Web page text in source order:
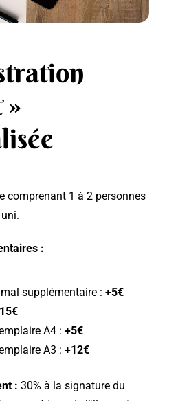
comprenant 1 à 2 personnes
:
supplémentaire : +5€
A4 : +5€
A3 : +12€
: 30% à la signature du